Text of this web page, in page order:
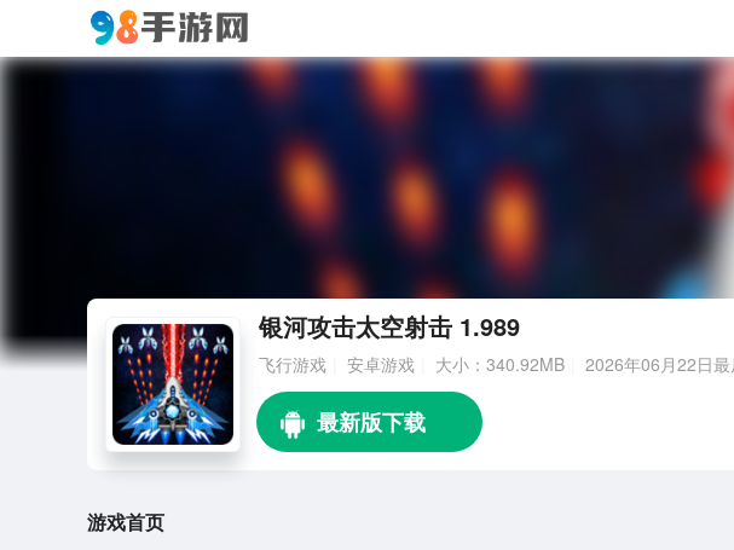
银河攻击太空射击 1.989
飞行游戏 安卓游戏 大小：340.92MB 2026年06月22日
游戏首页